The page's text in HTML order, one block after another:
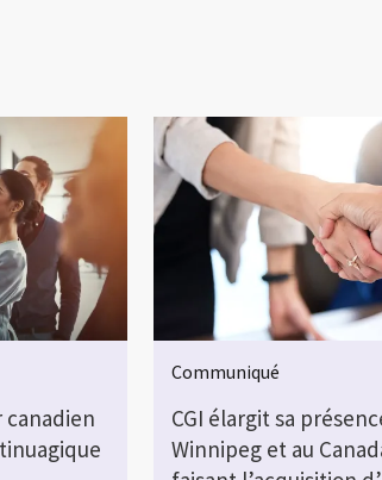
canadien
Communiqué
CGI élargit sa
Winnipeg et au